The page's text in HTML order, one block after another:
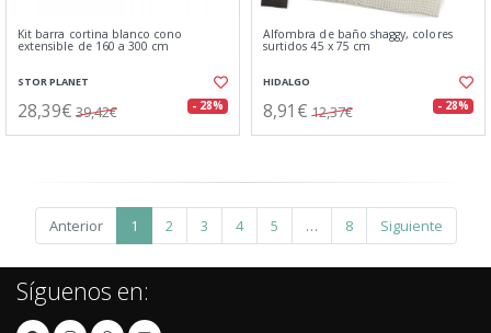
Kit barra cortina blanco cono
extensible de 160 a 300 cm
STOR PLANET
28,39€ 39,42€ - 28%
Alfombra de baño shaggy, colores
surtidos 45 x 75 cm
HIDALGO
8,91€ 12,37€ - 28%
Anterior 1 2 3 4 5 … 8 Siguiente
Síguenos en: